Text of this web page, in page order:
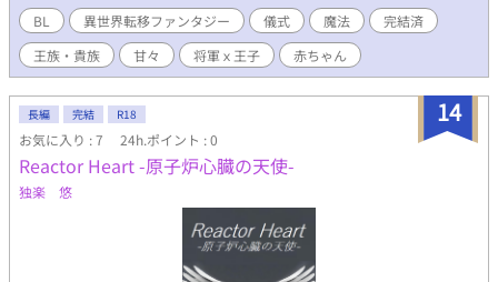
場しているのですが、このようになっています。 ➡︎『運命なんて
要らない』の舞台であるハミギャ国の第二王子であるアーロンは
マチアスの友人です。出会ってからずっといわゆる文通をしてい
ます。 ➡︎アーロンの婚約者はノアという同じ歳の男の子です。精
霊になんだか愛されています。
ンフリートが世話をしてくれることになった。優しいマンフリー
トに惹かれていくルシャナ。 だがその思いとは裏腹に、ルシャナ
の置かれた状況は悪化していった――寿命が減っていくという奇
妙な現象が起こり始めたのだ。このままでは命を落としてしま
う。 死へのカウントダウンを止める方法はただ一つ。この世界の
住人と結婚をすることだった。 マンフリートが立候補してくれた
のだが、好きな人に同性結婚を強いるわけにはいかない。 だから
拒んだというのに嫌がるルシャナの気持ちを無視してマンフリー
トは結婚の儀式である体液の交換――つまり強引に抱かれたの
だ。 だが儀式が終了すると誰も予想だにしない展開となり……。
鈍感な将軍と内気な王子のピュアなラブストーリー ※すでに同人
誌発行済で一冊完結しております。 一巻のみ無料全話配信。 すで
に『ムーンライトノベルズ』にて公開済です。 全５巻完結済みの
BL 異世界転移ファンタジー 儀式 魔法
完結済
王族・貴族
甘々 将軍ｘ王子 赤ちゃん
14
長編 完結 R18
お気に入り : 7 24h.ポイント : 0
Reactor Heart -原子炉心臓の天使-
独楽 悠